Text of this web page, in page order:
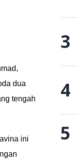
dua
tengah
ini
3
4
5